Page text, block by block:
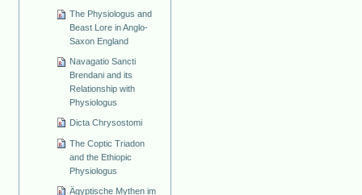
The Physiologus and
Beast Lore in Anglo-
Saxon England
Navagatio Sancti
Brendani and its
Relationship with
Physiologus
Dicta Chrysostomi
The Coptic Triadon
and the Ethiopic
Physiologus
Ägyptische Mythen im